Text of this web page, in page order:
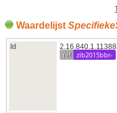
Waardelijst
Id
ref zib2015bbr-